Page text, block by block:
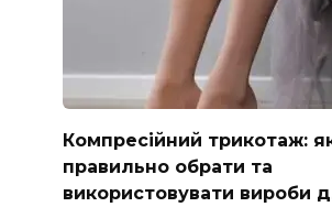
Компресійний трикотаж:
правильно обрати та
використовувати вироби